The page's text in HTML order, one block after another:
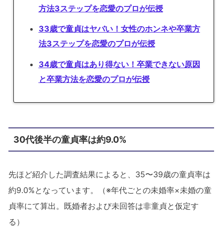
方法3ステップを恋愛のプロが伝授
33歳で童貞はヤバい！女性のホンネや卒業方
法3ステップを恋愛のプロが伝授
34歳で童貞はあり得ない！卒業できない原因
と卒業方法を恋愛のプロが伝授
30代後半の童貞率は約9.0%
先ほど紹介した調査結果によると、35〜39歳の童貞率は
約9.0%となっています。（※年代ごとの未婚率×未婚の童
貞率にて算出。既婚者および未回答は非童貞と仮定す
る）